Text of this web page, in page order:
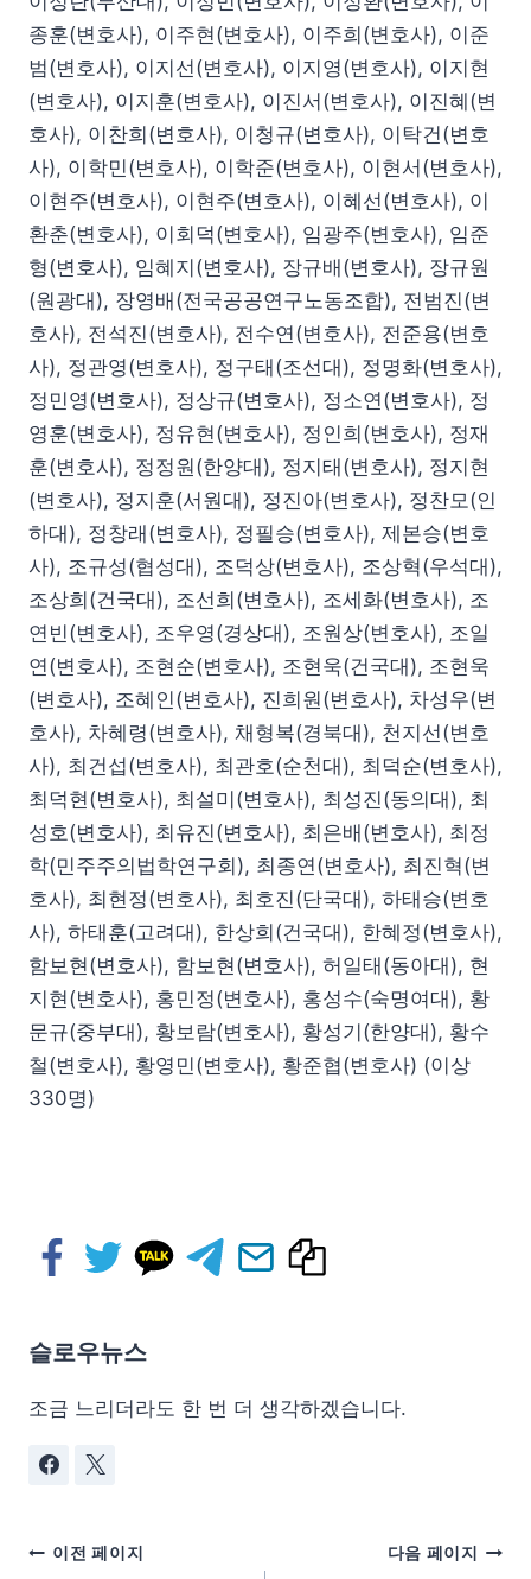
종훈(변호사), 이주현(변호사), 이주희(변호사), 이준
범(변호사), 이지선(변호사), 이지영(변호사), 이지현
(변호사), 이지훈(변호사), 이진서(변호사), 이진혜(변
호사), 이찬희(변호사), 이청규(변호사), 이탁건(변호
사), 이학민(변호사), 이학준(변호사), 이현서(변호사),
이현주(변호사), 이현주(변호사), 이혜선(변호사), 이
환춘(변호사), 이회덕(변호사), 임광주(변호사), 임준
형(변호사), 임혜지(변호사), 장규배(변호사), 장규원
(원광대), 장영배(전국공공연구노동조합), 전범진(변
호사), 전석진(변호사), 전수연(변호사), 전준용(변호
사), 정관영(변호사), 정구태(조선대), 정명화(변호사),
정민영(변호사), 정상규(변호사), 정소연(변호사), 정
영훈(변호사), 정유현(변호사), 정인희(변호사), 정재
훈(변호사), 정정원(한양대), 정지태(변호사), 정지현
(변호사), 정지훈(서원대), 정진아(변호사), 정찬모(인
하대), 정창래(변호사), 정필승(변호사), 제본승(변호
사), 조규성(협성대), 조덕상(변호사), 조상혁(우석대),
조상희(건국대), 조선희(변호사), 조세화(변호사), 조
연빈(변호사), 조우영(경상대), 조원상(변호사), 조일
연(변호사), 조현순(변호사), 조현욱(건국대), 조현욱
(변호사), 조혜인(변호사), 진희원(변호사), 차성우(변
호사), 차혜령(변호사), 채형복(경북대), 천지선(변호
사), 최건섭(변호사), 최관호(순천대), 최덕순(변호사),
최덕현(변호사), 최설미(변호사), 최성진(동의대), 최
성호(변호사), 최유진(변호사), 최은배(변호사), 최정
학(민주주의법학연구회), 최종연(변호사), 최진혁(변
호사), 최현정(변호사), 최호진(단국대), 하태승(변호
사), 하태훈(고려대), 한상희(건국대), 한혜정(변호사),
함보현(변호사), 함보현(변호사), 허일태(동아대), 현
지현(변호사), 홍민정(변호사), 홍성수(숙명여대), 황
문규(중부대), 황보람(변호사), 황성기(한양대), 황수
철(변호사), 황영민(변호사), 황준협(변호사) (이상
330명)
슬로우뉴스
조금 느리더라도 한 번 더 생각하겠습니다.
이전 페이지 다음 페이지